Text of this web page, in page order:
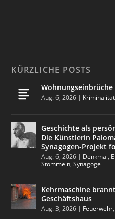
KÜRZLICHE POSTS
Aug. 6, 2026 | Kriminalität
Geschichte als
Die Künstlerin
Synagogen-Projekt
Aug. 6, 2026 | Denkmal,
Stommeln,Synagoge
Kehrmaschine
Geschäftshaus
Aug. 3, 2026 | Feuerwehr,